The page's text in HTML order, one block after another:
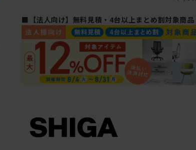
■【法人向け】無料見積・4台以上まとめ割対象商品